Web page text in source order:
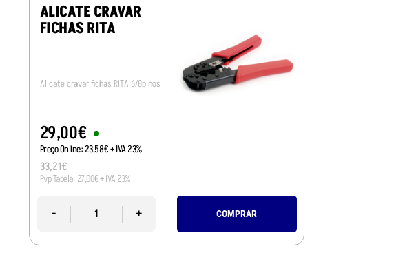
ALICATE CRAVAR
FICHAS RITA
Alicate cravar fichas RITA 6/8pinos
29,00€
Preço Online: 23,58€+ IVA 23%
33,21€
Pvp Tabela: 27,00€+ IVA 23%
- + COMPRAR